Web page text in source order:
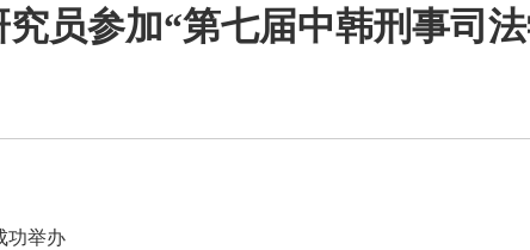
员参加“第七届中韩刑事司
功举办